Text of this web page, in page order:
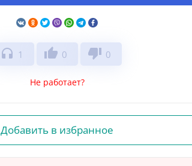
headphones 1 thumb_up 0 thumb_down 0
Не работает?
Добавить в избранное